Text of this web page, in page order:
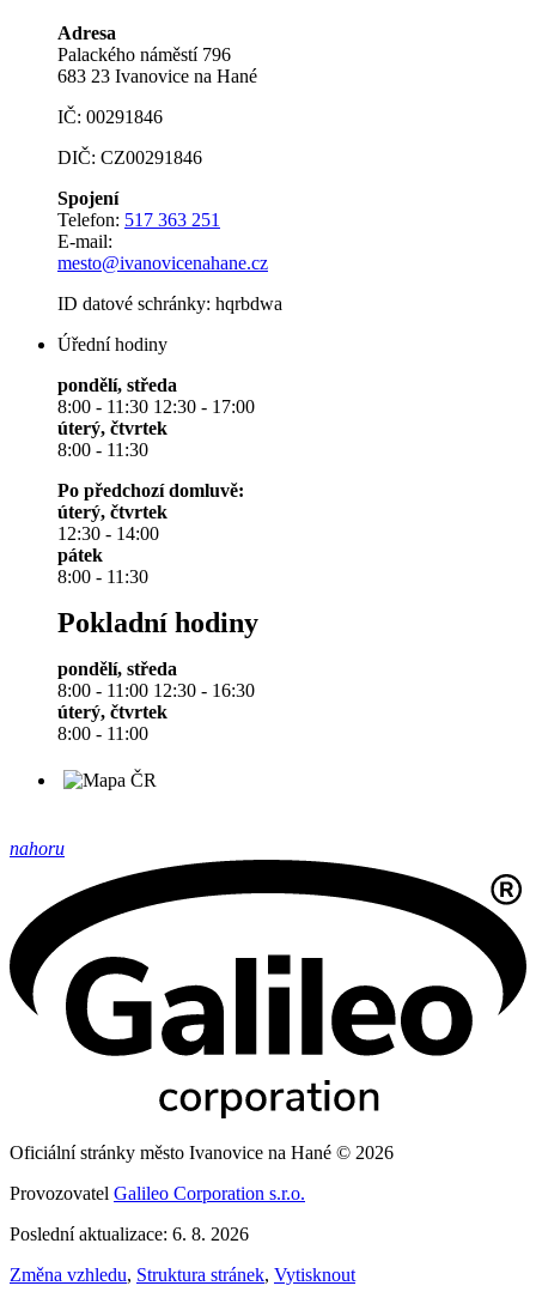
Adresa
Palackého náměstí 796
683 23 Ivanovice na Hané
IČ: 00291846
DIČ: CZ00291846
Spojení
Telefon: 517 363 251
E-mail:
mesto@ivanovicenahane.cz
ID datové schránky: hqrbdwa
Úřední hodiny
pondělí, středa
8:00 - 11:30 12:30 - 17:00
úterý, čtvrtek
8:00 - 11:30
Po předchozí domluvě:
úterý, čtvrtek
12:30 - 14:00
pátek
8:00 - 11:30
Pokladní hodiny
pondělí, středa
8:00 - 11:00 12:30 - 16:30
úterý, čtvrtek
8:00 - 11:00
nahoru
Oficiální stránky město Ivanovice na Hané © 2026
Provozovatel Galileo Corporation s.r.o.
Poslední aktualizace: 6. 8. 2026
Změna vzhledu, Struktura stránek, Vytisknout